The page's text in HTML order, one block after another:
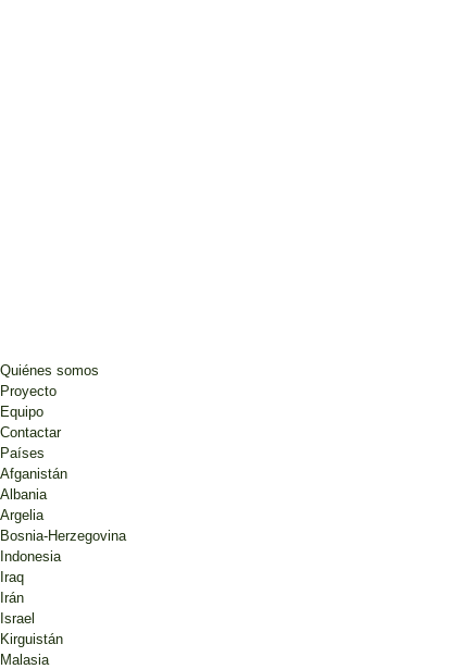
Quiénes somos
Proyecto
Equipo
Contactar
Países
Afganistán
Albania
Argelia
Bosnia-Herzegovina
Indonesia
Iraq
Irán
Israel
Kirguistán
Malasia